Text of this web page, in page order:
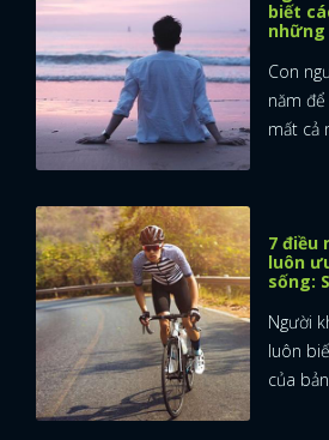
biết
Con
năm
mất cả
7 điều
luôn
sống:
Người
luôn
của